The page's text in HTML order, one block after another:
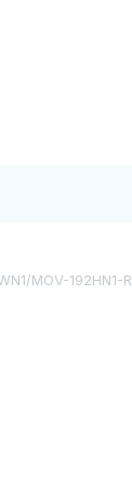
MOV-192HN1-R